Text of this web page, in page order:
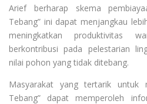
Arief berharap skema
Tebang” ini dapat menjangkau
meningkatkan produktivitas
berkontribusi pada pelestarian
nilai pohon yang tidak ditebang.
Masyarakat yang tertarik untuk
Tebang” dapat memperoleh